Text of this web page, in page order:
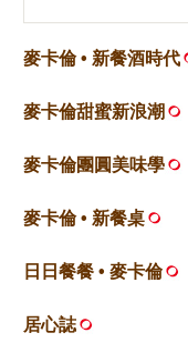
麥卡倫 • 新餐酒時代
麥卡倫甜蜜新浪潮
麥卡倫團圓美味學
麥卡倫 • 新餐桌
日日餐餐 • 麥卡倫
居心誌